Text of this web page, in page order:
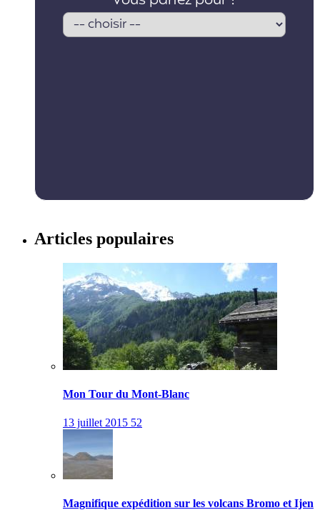
Articles populaires
Mon Tour du Mont-Blanc
13 juillet 2015 52
Magnifique expédition sur les volcans Bromo et Ijen